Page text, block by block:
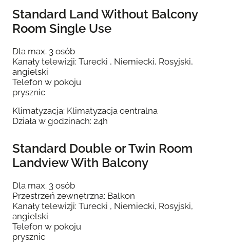
Standard Land Without Balcony
Room Single Use
Dla max. 3 osób
Kanały telewizji: Turecki , Niemiecki, Rosyjski,
angielski
Telefon w pokoju
prysznic
Klimatyzacja: Klimatyzacja centralna
Działa w godzinach: 24h
Standard Double or Twin Room
Landview With Balcony
Dla max. 3 osób
Przestrzeń zewnętrzna: Balkon
Kanały telewizji: Turecki , Niemiecki, Rosyjski,
angielski
Telefon w pokoju
prysznic